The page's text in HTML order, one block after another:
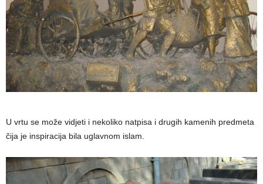
U vrtu se može vidjeti i nekoliko natpisa i drugih kamenih predmeta
čija je inspiracija bila uglavnom islam.